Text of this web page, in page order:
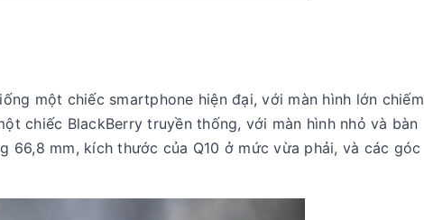
một chiếc smartphone hiện đại, với màn hình lớn chiếm
chiếc BlackBerry truyền thống, với màn hình nhỏ và bàn
66,8 mm, kích thước của Q10 ở mức vừa phải, và các góc